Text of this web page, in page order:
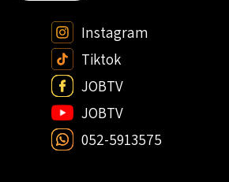
Instagram
Tiktok
JOBTV
JOBTV
052-5913575